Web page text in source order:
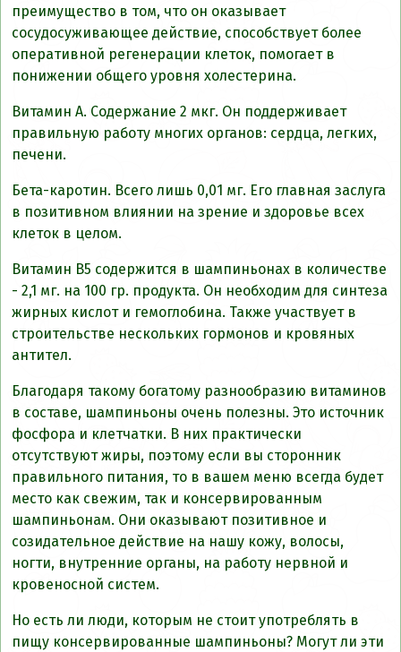
преимущество в том, что он оказывает
сосудосуживающее действие, способствует более
оперативной регенерации клеток, помогает в
понижении общего уровня холестерина.
Витамин А. Содержание 2 мкг. Он поддерживает
правильную работу многих органов: сердца, легких,
печени.
Бета-каротин. Всего лишь 0,01 мг. Его главная заслуга
в позитивном влиянии на зрение и здоровье всех
клеток в целом.
Витамин В5 содержится в шампиньонах в количестве
- 2,1 мг. на 100 гр. продукта. Он необходим для синтеза
жирных кислот и гемоглобина. Также участвует в
строительстве нескольких гормонов и кровяных
антител.
Благодаря такому богатому разнообразию витаминов
в составе, шампиньоны очень полезны. Это источник
фосфора и клетчатки. В них практически
отсутствуют жиры, поэтому если вы сторонник
правильного питания, то в вашем меню всегда будет
место как свежим, так и консервированным
шампиньонам. Они оказывают позитивное и
созидательное действие на нашу кожу, волосы,
ногти, внутренние органы, на работу нервной и
кровеносной систем.
Но есть ли люди, которым не стоит употреблять в
пищу консервированные шампиньоны? Могут ли эти